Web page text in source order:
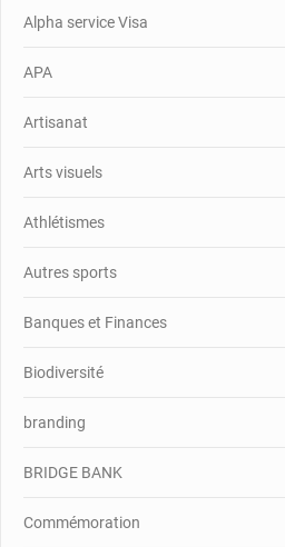
Alpha service Visa
APA
Artisanat
Arts visuels
Athlétismes
Autres sports
Banques et Finances
Biodiversité
branding
BRIDGE BANK
Commémoration